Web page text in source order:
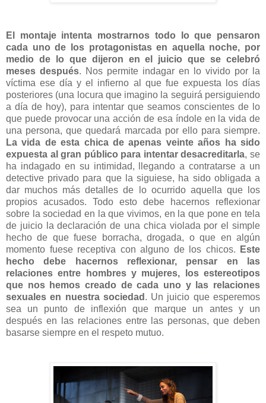
El montaje intenta mostrarnos todo lo que pensaron
cada uno de los protagonistas en aquella noche, por
medio de lo que dijeron en el juicio que se celebró
meses después. Nos permite indagar en lo vivido por la
víctima ese día y el infierno al que fue expuesta los días
posteriores (una locura que imagino la seguirá persiguiendo
a día de hoy), para intentar que seamos conscientes de lo
que puede provocar una acción de esa índole en la vida de
una persona, que quedará marcada por ello para siempre.
La vida de esta chica de apenas veinte años ha sido
expuesta al gran público para intentar desacreditarla, se
ha indagado en su intimidad, llegando a contratarse a un
detective privado para que la siguiese, ha sido obligada a
dar muchos más detalles de lo ocurrido aquella que los
propios acusados. Todo esto debe hacernos reflexionar
sobre la sociedad en la que vivimos, en la que pone en tela
de juicio la declaración de una chica violada por el simple
hecho de que fuese borracha, drogada, o que en algún
momento fuese receptiva con alguno de los chicos.
Este
hecho debe hacernos reflexionar, pensar en las
relaciones entre hombres y mujeres, los estereotipos
que nos hemos creado de cada uno y las relaciones
sexuales en nuestra sociedad . Un juicio que esperemos
sea un punto de inflexión que marque un antes y un
después en las relaciones entre las personas, que deben
basarse siempre en el respeto mutuo.